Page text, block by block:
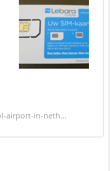
airport-in-neth...